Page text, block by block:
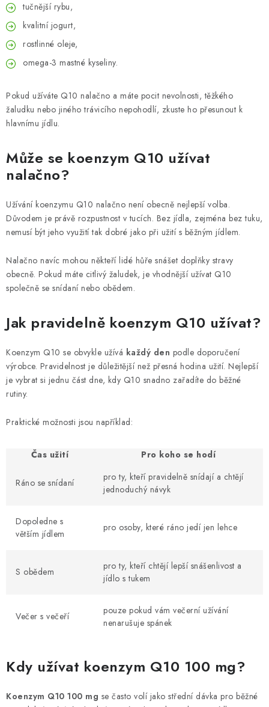
tučnější rybu,
kvalitní jogurt,
rostlinné oleje,
omega-3 mastné kyseliny.
Pokud užíváte Q10 nalačno a máte pocit nevolnosti, těžkého
žaludku nebo jiného trávicího nepohodlí, zkuste ho přesunout k
hlavnímu jídlu.
Může se koenzym Q10 užívat
nalačno?
Užívání koenzymu Q10 nalačno není obecně nejlepší volba.
Důvodem je právě rozpustnost v tucích. Bez jídla, zejména bez tuku,
nemusí být jeho využití tak dobré jako při užití s běžným jídlem.
Nalačno navíc mohou někteří lidé hůře snášet doplňky stravy
obecně. Pokud máte citlivý žaludek, je vhodnější užívat Q10
společně se snídaní nebo obědem.
Jak pravidelně koenzym Q10 užívat?
Koenzym Q10 se obvykle užívá každý den podle doporučení
výrobce. Pravidelnost je důležitější než přesná hodina užití. Nejlepší
je vybrat si jednu část dne, kdy Q10 snadno zařadíte do běžné
rutiny.
Praktické možnosti jsou například:
Čas užití Pro koho se hodí
Ráno se snídaní
pro ty, kteří pravidelně snídají a chtějí
jednoduchý návyk
Dopoledne s
větším jídlem
pro osoby, které ráno jedí jen lehce
S obědem
pro ty, kteří chtějí lepší snášenlivost a
jídlo s tukem
Večer s večeří
pouze pokud vám večerní užívání
nenarušuje spánek
Kdy užívat koenzym Q10 100 mg?
Koenzym Q10 100 mg se často volí jako střední dávka pro běžné